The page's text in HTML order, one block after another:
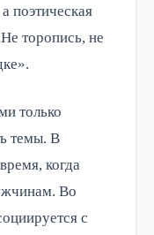
поэтическая
торопись, не
только
темы. В
когда
Во
с